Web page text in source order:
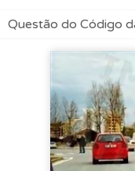
Questão do Código